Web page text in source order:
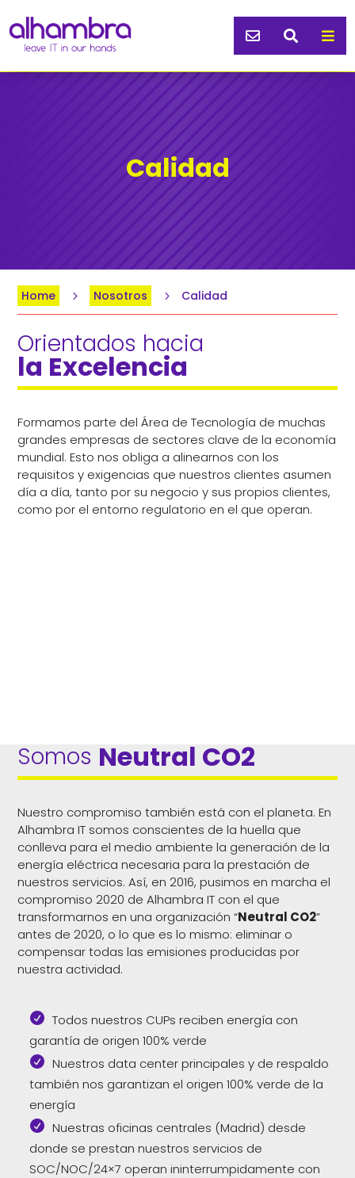
  
Calidad
Home 5 Nosotros 5 Calidad
Orientados hacia
la Excelencia
Formamos parte del Área de Tecnología de muchas
grandes empresas de sectores clave de la economía
mundial. Esto nos obliga a alinearnos con los
requisitos y exigencias que nuestros clientes asumen
día a día, tanto por su negocio y sus propios clientes,
como por el entorno regulatorio en el que operan.
Somos Neutral CO2
Nuestro compromiso también está con el planeta. En
Alhambra IT somos conscientes de la huella que
conlleva para el medio ambiente la generación de la
energía eléctrica necesaria para la prestación de
nuestros servicios. Así, en 2016, pusimos en marcha el
compromiso 2020 de Alhambra IT con el que
transformarnos en una organización “Neutral CO2”
antes de 2020, o lo que es lo mismo: eliminar o
compensar todas las emisiones producidas por
nuestra actividad.
Todos nuestros CUPs reciben energía con
garantía de origen 100% verde
Nuestros data center principales y de respaldo
también nos garantizan el origen 100% verde de la
energía
Nuestras oficinas centrales (Madrid) desde
donde se prestan nuestros servicios de
SOC/NOC/24×7 operan ininterrumpidamente con